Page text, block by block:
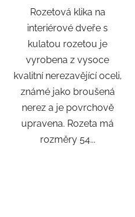
Rozetová klika na
interiérové ​​dveře s
kulatou rozetou je
vyrobena z vysoce
kvalitní nerezavějící oceli,
známé jako broušená
nerez a je povrchově
upravena. Rozeta má
rozměry 54...